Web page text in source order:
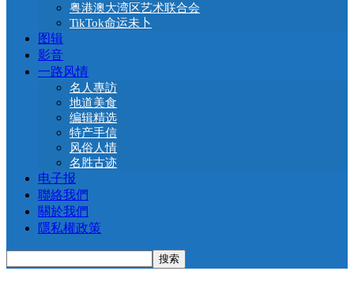
粤港澳大湾区艺术联合会
TikTok命运未卜
图辑
影音
一路风情
名人專訪
地道美食
编辑精选
特产手信
风俗人情
名胜古迹
电子报
聯絡我們
關於我們
隱私權政策